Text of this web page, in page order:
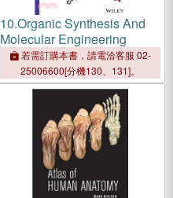
10.Organic Synthesis And
Molecular Engineering
若需訂購本書，請電洽客服 02-
25006600[分機130、131]。